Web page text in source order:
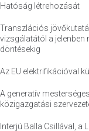
Hatóság létrehozását
Transzlációs
vizsgálatától a
döntésekig
Az EU elektrifikációval
A generatív
közigazgatási
Interjú Balla Csillával, a